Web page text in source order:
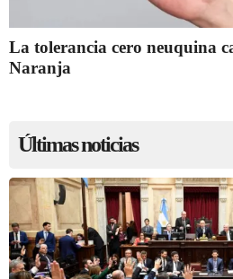
La tolerancia cero neuquina
Naranja
Últimas noticias